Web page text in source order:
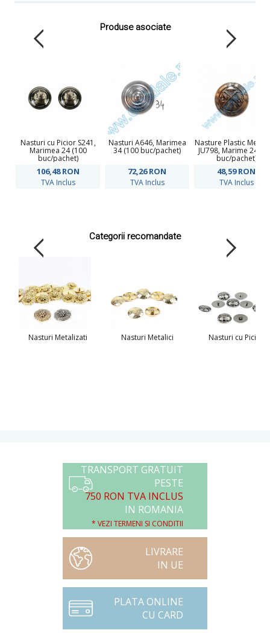
Produse asociate
Nasturi cu Picior S241,
Marimea 24 (100
buc/pachet)
106,48RON
TVA Inclus
Nasturi A646, Marimea
34 (100 buc/pachet)
72,26RON
TVA Inclus
Nasture Plastic
JU798, Marime 24
buc/pachet)
48,59RON
TVA Inclus
Categorii recomandate
Nasturi Metalizati Nasturi Metalici Nasturi cu Picior
TRANSPORT GRATUIT
PESTE
750 RON TVA INCLUS
IN ROMANIA
* VEZI TERMENI SI CONDITII
LIVRARE
IN UE
PLATA ONLINE
CU CARD